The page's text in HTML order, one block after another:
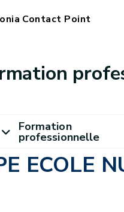
Contact Point
Formation
professionnelle
ECOLE